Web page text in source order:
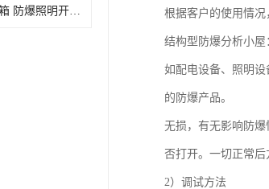
武汉防爆开关箱 防爆照明开关箱厂家 根据客户的使用情况
结构型防爆分析小屋
如配电设备、照明
的防爆产品。
无损，有无影响防
否打开。一切正常后
2）调试方法